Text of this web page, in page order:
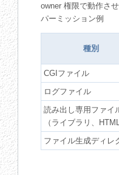
owner 権限で動作さ
パーミッション例
種別
CGIファイル
ログファイル
読み出し専用ファイ
（ライブラリ、HTML
ファイル生成ディレ